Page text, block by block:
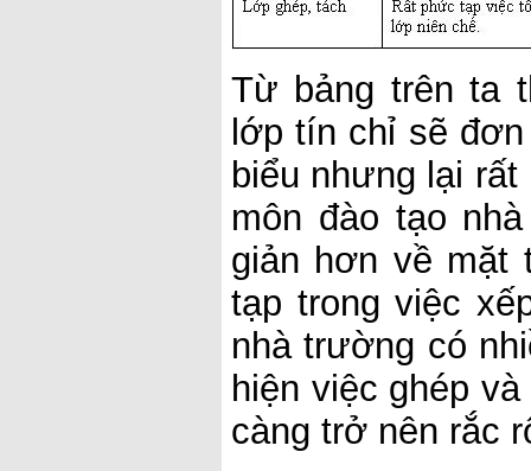
Từ bảng trên ta
lớp tín chỉ sẽ
biểu nhưng lại
môn đào tạo
giản hơn về mặt
tạp trong việc
nhà trường có
hiện việc ghép
càng trở nên rắc